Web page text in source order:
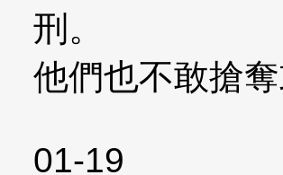
刑。
他們也不敢搶
01-19